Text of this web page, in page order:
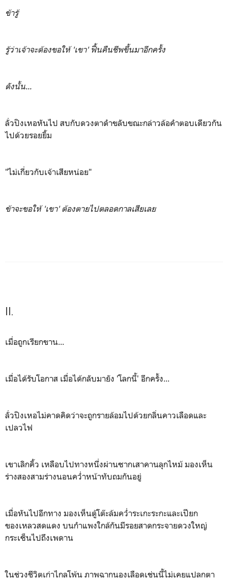
ข้ารู้
รู้ว่าเจ้าจะต้องขอให้ 'เขา' ฟื้นคืนชีพขึ้นมาอีกครั้ง
ดังนั้น...
ลั่วปิงเหอหันไป สบกับดวงตาดำขลับขณะกล่าวล้อคำตอบเดียวกัน
ไปด้วยรอยยิ้ม
"ไม่เกี่ยวกับเจ้าเสียหน่อย"
ข้าจะขอให้ 'เขา' ต้องตายไปตลอดกาลเสียเลย
II.
เมื่อถูกเรียกขาน...
เมื่อได้รับโอกาส เมื่อได้กลับมายัง 'โลกนี้' อีกครั้ง...
ลั่วปิงเหอไม่คาดคิดว่าจะถูกรายล้อมไปด้วยกลิ่นคาวเลือดและ
เปลวไฟ
เขาเลิกคิ้ว เหลือบไปทางหนึ่งผ่านซากเสาคานลุกไหม้ มองเห็น
ร่างสองสามร่างนอนคว่ำหน้าทับถมกันอยู่
เมื่อหันไปอีกทาง มองเห็นตู้โต๊ะล้มคว่ำระเกะระกะและเปียก
ของเหลวสดแดง บนกำแพงใกล้กันมีรอยสาดกระจายดวงใหญ่
กระเซ็นไปถึงเพดาน
ในช่วงชีวิตเก่าไกลโพ้น ภาพฉากนองเลือดเช่นนี้ไม่เคยแปลกตา